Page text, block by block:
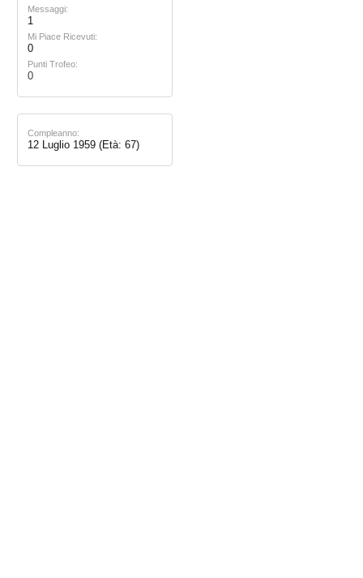
Messaggi:
1
Mi Piace Ricevuti:
0
Punti Trofeo:
0
Compleanno:
12 Luglio 1959 (Età: 67)